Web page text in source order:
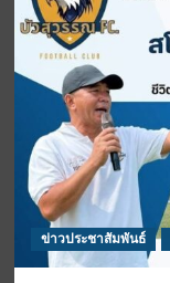
ข่าวประชาสัมพันธ์